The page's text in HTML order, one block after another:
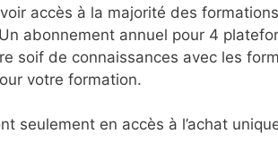
accès à la majorité des
abonnement annuel pour 4
soif de connaissances avec les
votre formation.
seulement en accès à l’achat